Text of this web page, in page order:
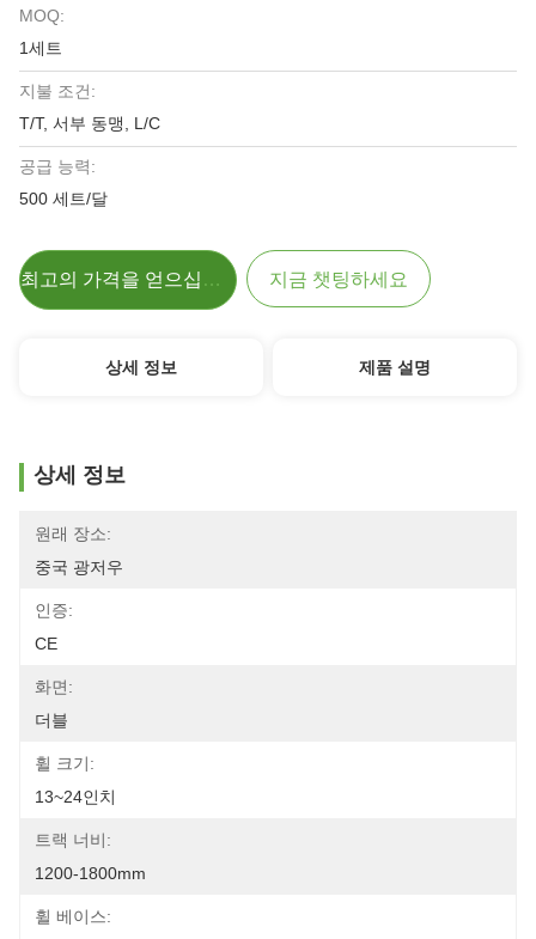
MOQ:
1세트
지불 조건:
T/T, 서부 동맹, L/C
공급 능력:
500 세트/달
최고의 가격을 얻으십시오 지금 챗팅하세요
상세 정보 제품 설명
상세 정보
원래 장소:
중국 광저우
인증:
CE
화면:
더블
휠 크기:
13~24인치
트랙 너비:
1200-1800mm
휠 베이스: